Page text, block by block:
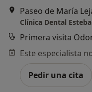
Paseo de María
Clínica Dental
Primera visita
Pedir una cita